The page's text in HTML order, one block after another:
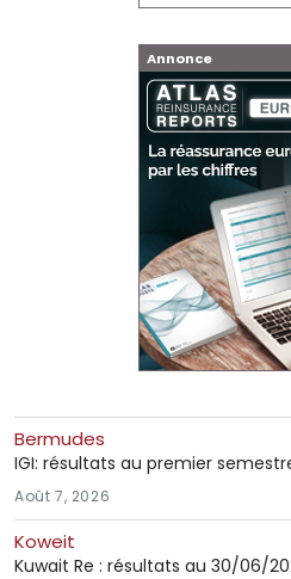
Annonce
Bermudes
IGI: résultats au premier
Août 7, 2026
Koweit
Kuwait Re : résultats au 30/06/